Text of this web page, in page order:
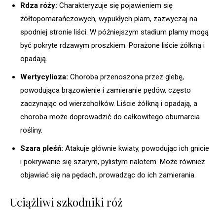
Rdza róży: Charakteryzuje się pojawieniem się
żółtopomarańczowych, wypukłych plam, zazwyczaj na
spodniej stronie liści. W późniejszym stadium plamy mogą
być pokryte rdzawym proszkiem. Porażone liście żółkną i
opadają.
Wertycylioza: Choroba przenoszona przez glebę,
powodująca brązowienie i zamieranie pędów, często
zaczynając od wierzchołków. Liście żółkną i opadają, a
choroba może doprowadzić do całkowitego obumarcia
rośliny.
Szara pleśń: Atakuje głównie kwiaty, powodując ich gnicie
i pokrywanie się szarym, pylistym nalotem. Może również
objawiać się na pędach, prowadząc do ich zamierania.
Uciążliwi szkodniki róż